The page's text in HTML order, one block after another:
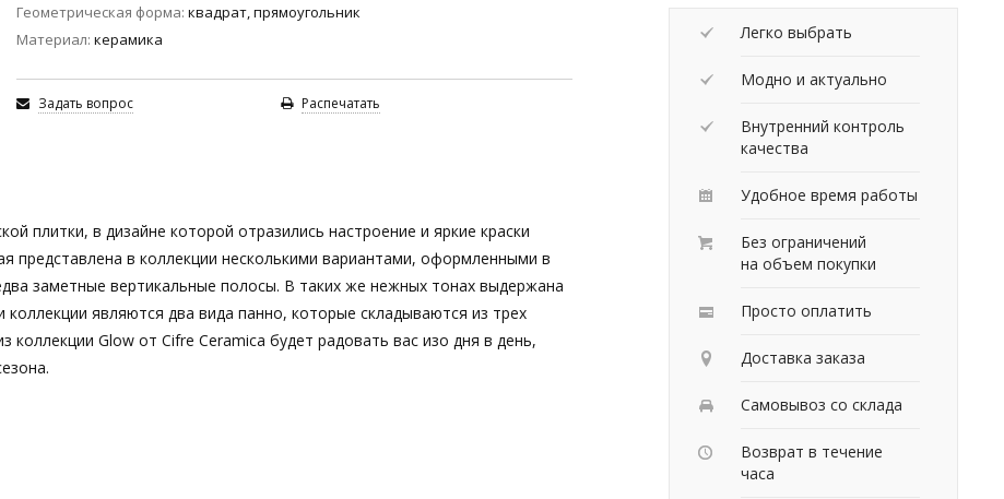
Геометрическая форма квадрат, прямоугольник
Материал керамика
Задать вопрос Распечатать
плитки, в дизайне которой отразились настроение и яркие краски
представлена в коллекции несколькими вариантами, оформленными в
заметные вертикальные полосы. В таких же нежных тонах выдержана
являются два вида панно, которые складываются из трех
Glow от Cifre Ceramica будет радовать вас изо дня в день,
Легко выбрать
Модно и актуально
Внутренний контроль
качества
Удобное время работы
Без ограничений
на объем покупки
Просто оплатить
Доставка заказа
Самовывоз со склада
Возврат в течение
часа